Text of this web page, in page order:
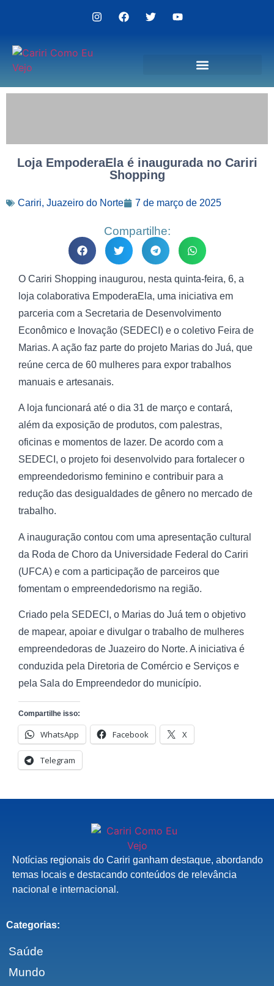
Loja EmpoderaEla é inaugurada no Cariri
Shopping
Cariri, Juazeiro do Norte 7 de março de 2025
Compartilhe:
O Cariri Shopping inaugurou, nesta quinta-feira, 6, a
loja colaborativa EmpoderaEla, uma iniciativa em
parceria com a Secretaria de Desenvolvimento
Econômico e Inovação (SEDECI) e o coletivo Feira de
Marias. A ação faz parte do projeto Marias do Juá, que
reúne cerca de 60 mulheres para expor trabalhos
manuais e artesanais.
A loja funcionará até o dia 31 de março e contará,
além da exposição de produtos, com palestras,
oficinas e momentos de lazer. De acordo com a
SEDECI, o projeto foi desenvolvido para fortalecer o
empreendedorismo feminino e contribuir para a
redução das desigualdades de gênero no mercado de
trabalho.
A inauguração contou com uma apresentação cultural
da Roda de Choro da Universidade Federal do Cariri
(UFCA) e com a participação de parceiros que
fomentam o empreendedorismo na região.
Criado pela SEDECI, o Marias do Juá tem o objetivo
de mapear, apoiar e divulgar o trabalho de mulheres
empreendedoras de Juazeiro do Norte. A iniciativa é
conduzida pela Diretoria de Comércio e Serviços e
pela Sala do Empreendedor do município.
Compartilhe isso:
WhatsApp Facebook X
Telegram
Notícias regionais do Cariri ganham destaque, abordando
temas locais e destacando conteúdos de relevância
nacional e internacional.
Categorias:
Saúde
Mundo